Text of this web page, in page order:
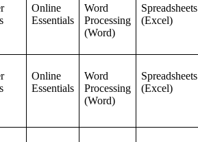
Online
Essentials
Word
Processing
(Word)
Spreadsheets
(Excel)
Online
Essentials
Word
Processing
(Word)
Spreadsheets
(Excel)